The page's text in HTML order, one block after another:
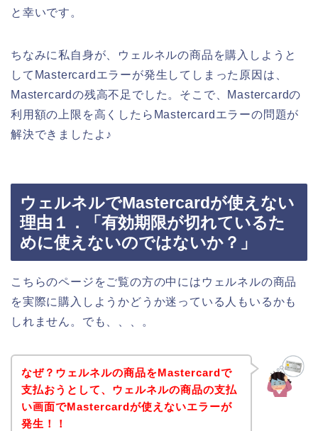
と幸いです。
ちなみに私自身が、ウェルネルの商品を購入しようと
してMastercardエラーが発生してしまった原因は、
Mastercardの残高不足でした。そこで、Mastercardの
利用額の上限を高くしたらMastercardエラーの問題が
解決できましたよ♪
ウェルネルでMastercardが使えない
理由１．「有効期限が切れているた
めに使えないのではないか？」
こちらのページをご覧の方の中にはウェルネルの商品
を実際に購入しようかどうか迷っている人もいるかも
しれません。でも、、、。
なぜ？ウェルネルの商品をMastercardで
支払おうとして、ウェルネルの商品の支払
い画面でMastercardが使えないエラーが
発生！！